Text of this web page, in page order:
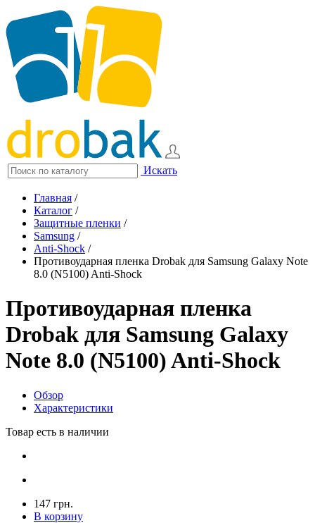
Искать
Главная /
Каталог /
Защитные пленки /
Samsung /
Anti-Shock /
Противоударная пленка Drobak для Samsung Galaxy Note
8.0 (N5100) Anti-Shock
Противоударная пленка
Drobak для Samsung Galaxy
Note 8.0 (N5100) Anti-Shock
Обзор
Характеристики
Товар есть в наличии
147 грн.
В корзину